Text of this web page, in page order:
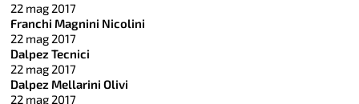
22 mag 2017
Franchi Magnini Nicolini
22 mag 2017
Dalpez Tecnici
22 mag 2017
Dalpez Mellarini Olivi
22 mag 2017